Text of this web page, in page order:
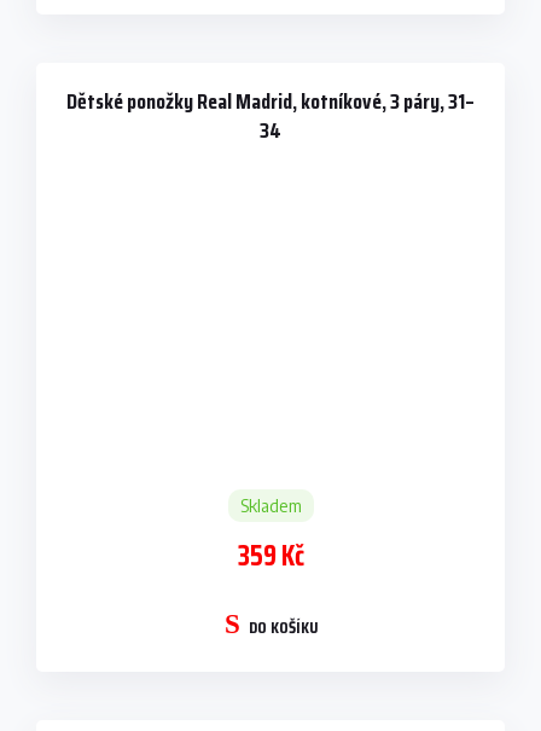
Dětské ponožky Real Madrid, kotníkové, 3 páry, 31–
34
Skladem
359 Kč
DO KOŠÍKU